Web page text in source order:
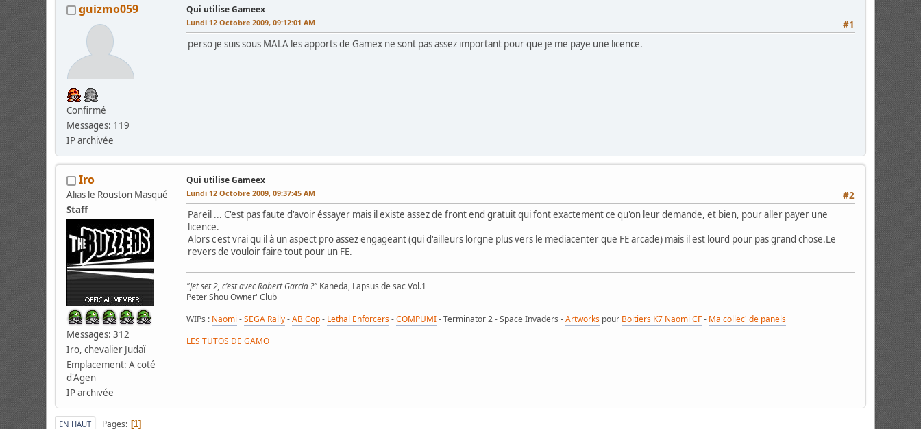
guizmo059
Confirmé
Messages: 119
IP archivée
Qui utilise Gameex
#1
Lundi 12 Octobre 2009, 09:12:01 AM
perso je suis sous MALA les apports de Gamex ne sont pas assez important pour que je me paye une licence.
Iro
Alias le Rouston Masqué
Staff
Messages: 312
Iro, chevalier Judaï
Emplacement: A coté
d'Agen
IP archivée
Qui utilise Gameex
#2
Lundi 12 Octobre 2009, 09:37:45 AM
Pareil ... C'est pas faute d'avoir éssayer mais il existe assez de front end gratuit qui font exactement ce qu'on leur demande, et bien, pour aller payer une
licence.
Alors c'est vrai qu'il à un aspect pro assez engageant (qui d'ailleurs lorgne plus vers le mediacenter que FE arcade) mais il est lourd pour pas grand chose.Le
revers de vouloir faire tout pour un FE.
"Jet set 2, c'est avec Robert Garcia ?" Kaneda, Lapsus de sac Vol.1
Peter Shou Owner' Club
WIPs : Naomi -SEGA Rally-AB Cop- Lethal Enforcers-COMPUMI- Terminator 2 - Space Invaders -Artworks pour Boitiers K7 Naomi CF- Ma collec' de panels
LES TUTOS DE GAMO
EN HAUT Pages 1